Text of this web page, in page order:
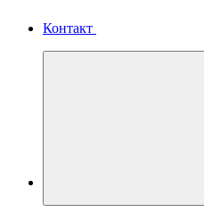
Контакт